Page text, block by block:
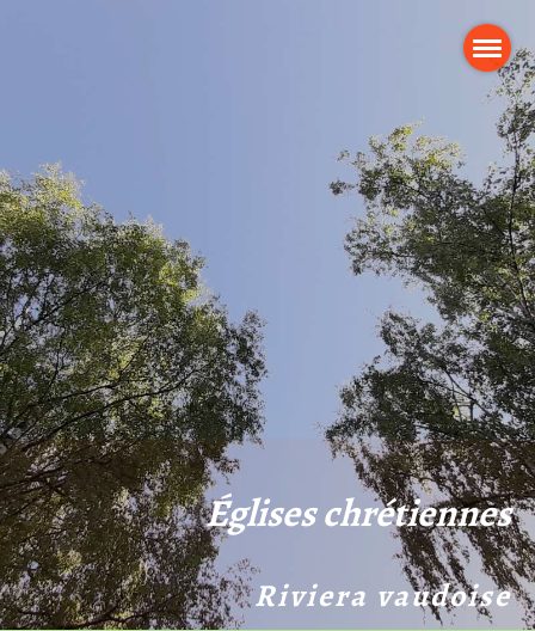
Églises chrétiennes
Riviera vaudoise